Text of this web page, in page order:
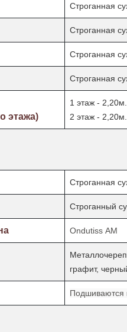
Строганная
Строганная
Строганная
Строганная
этажа)
1 этаж - 2,20м.
2 этаж - 2,20м.
Строганная
Строганный
Ondutiss АМ
графит,
Подшиваются